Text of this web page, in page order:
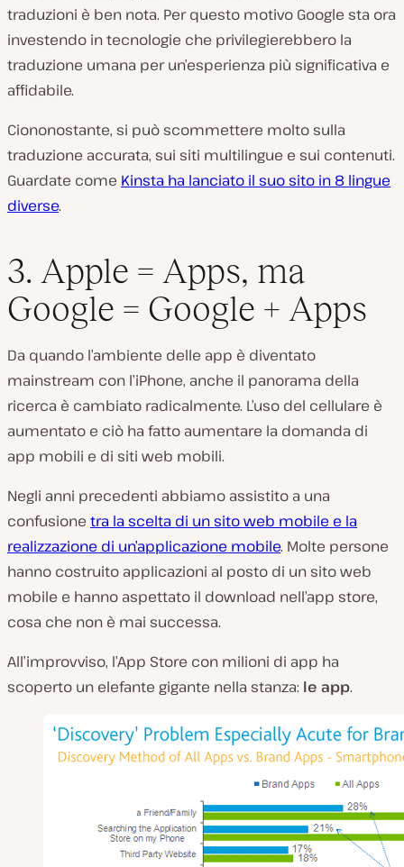
traduzioni è ben nota. Per questo motivo Google sta ora
investendo in tecnologie che privilegierebbero la
traduzione umana per un’esperienza più significativa e
affidabile.
Ciononostante, si può scommettere molto sulla
traduzione accurata, sui siti multilingue e sui contenuti.
Guardate come Kinsta ha lanciato il suo sito in 8 lingue
diverse.
3. Apple = Apps, ma
Google = Google + Apps
Da quando l’ambiente delle app è diventato
mainstream con l’iPhone, anche il panorama della
ricerca è cambiato radicalmente. L’uso del cellulare è
aumentato e ciò ha fatto aumentare la domanda di
app mobili e di siti web mobili.
Negli anni precedenti abbiamo assistito a una
confusione tra la scelta di un sito web mobile e la
realizzazione di un’applicazione mobile. Molte persone
hanno costruito applicazioni al posto di un sito web
mobile e hanno aspettato il download nell’app store,
cosa che non è mai successa.
All’improvviso, l’App Store con milioni di app ha
scoperto un elefante gigante nella stanza: le app.